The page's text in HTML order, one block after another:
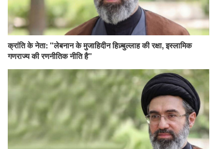
क्रांति के नेता: "लेबनान के मुजाहिदीन हिज़्बुल्लाह की रक्षा, इस्लामिक
गणराज्य की रणनीतिक नीति है"